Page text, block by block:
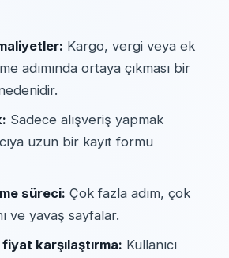
Kargo, vergi veya ek
adımında ortaya çıkması bir
Sadece alışveriş yapmak
uzun bir kayıt formu
süreci: Çok fazla adım, çok
ve yavaş sayfalar.
fiyat karşılaştırma: Kullanıcı